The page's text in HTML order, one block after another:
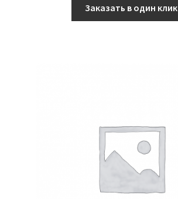
Заказать в один клик